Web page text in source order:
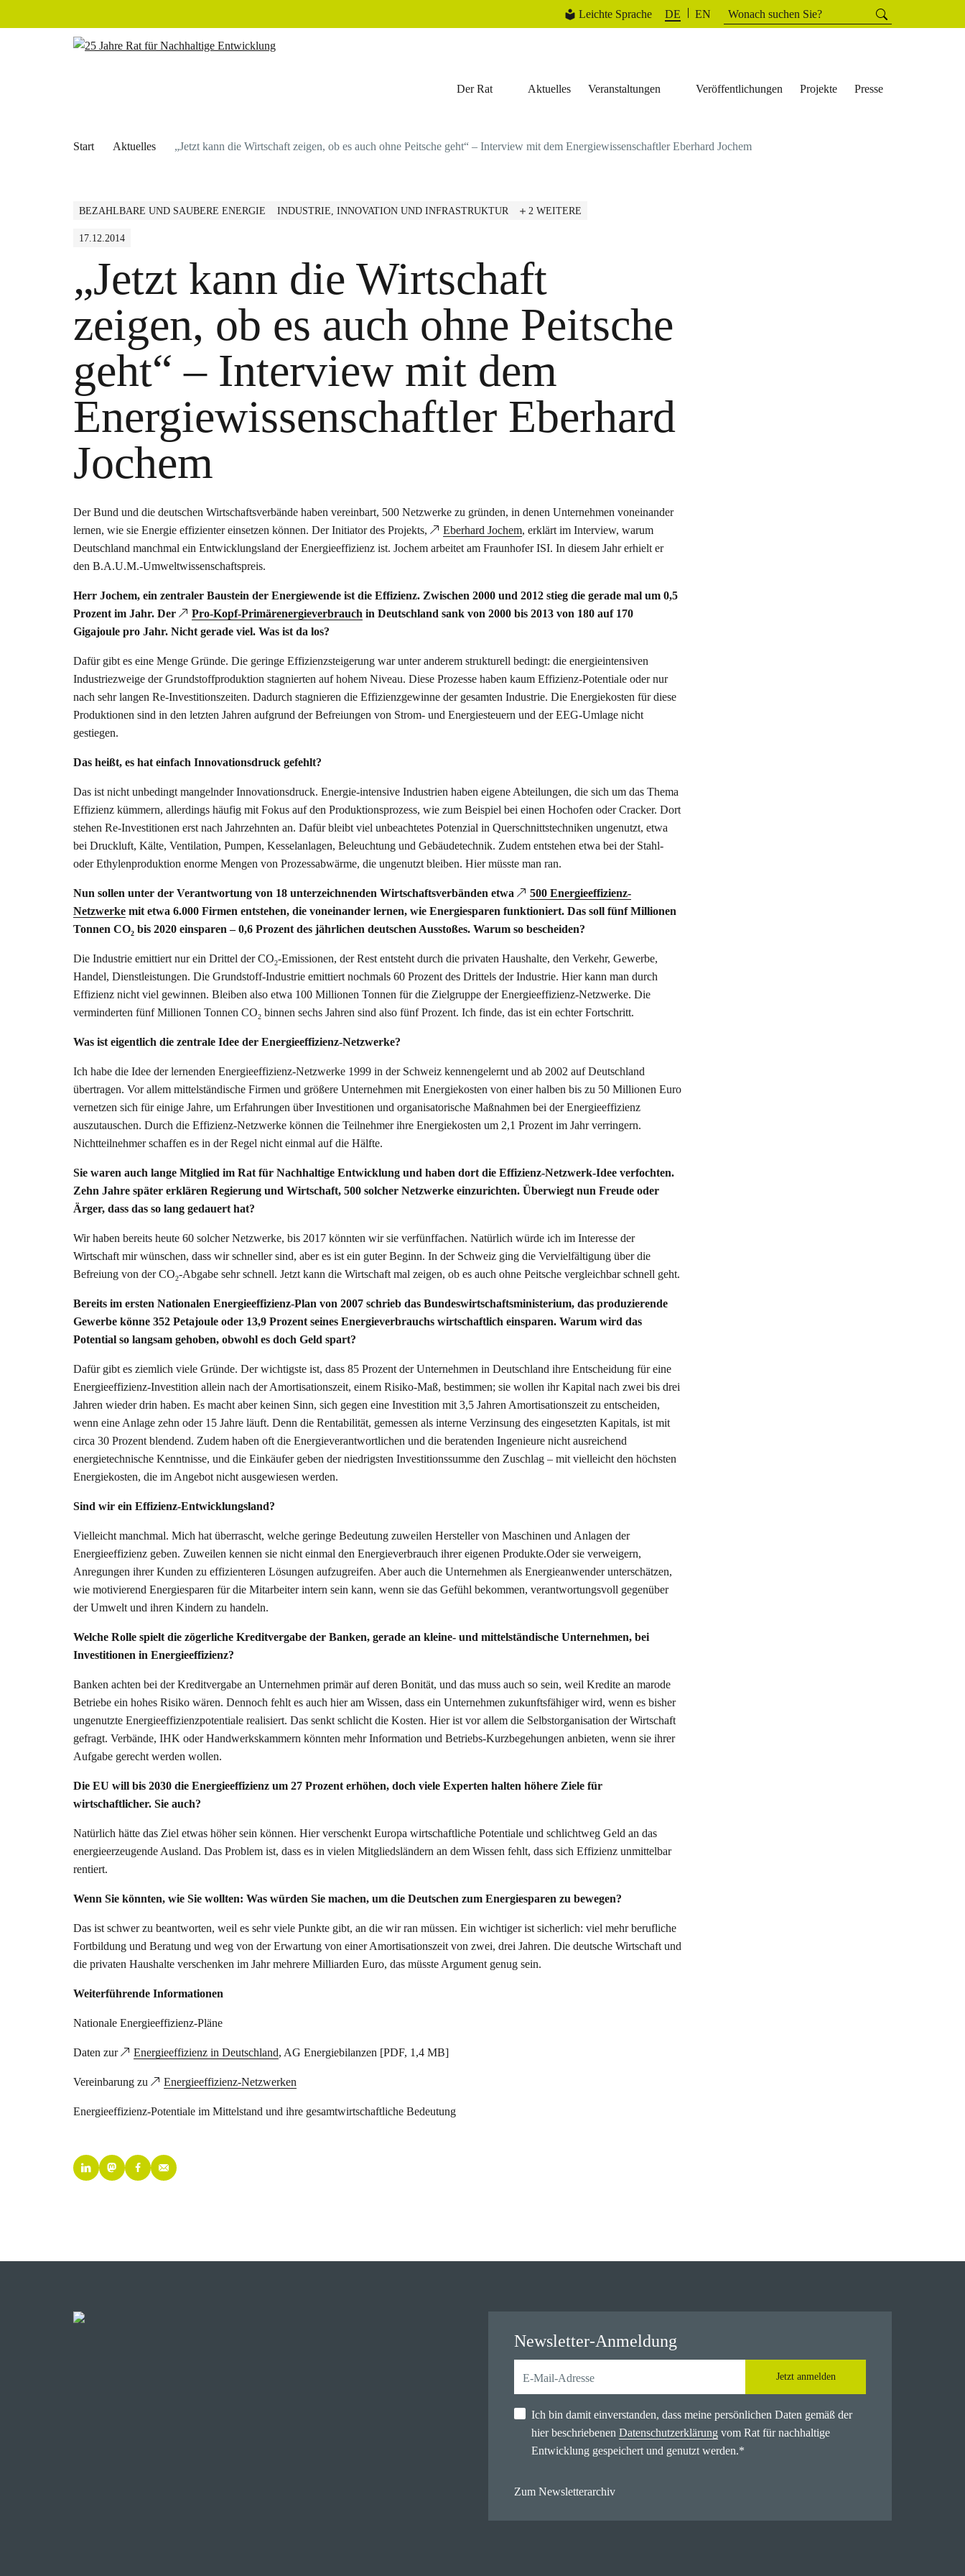
Suchen
nach:
Suchen
DE EN
Leichte Sprache
Der Rat Aktuelles Veranstaltungen Veröffentlichungen Projekte Presse
Start Aktuelles „Jetzt kann die Wirtschaft zeigen, ob es auch ohne Peitsche geht“ – Interview mit dem Energiewissenschaftler Eberhard Jochem
BEZAHLBARE UND SAUBERE ENERGIE INDUSTRIE, INNOVATION UND INFRASTRUKTUR 2 WEITERE
17.12.2014
„Jetzt kann die Wirtschaft
zeigen, ob es auch ohne Peitsche
geht“ – Interview mit dem
Energiewissenschaftler Eberhard
Jochem
Der Bund und die deutschen Wirtschaftsverbände haben vereinbart, 500 Netzwerke zu gründen, in denen Unternehmen voneinander
lernen, wie sie Energie effizienter einsetzen können. Der Initiator des Projekts,
Eberhard Jochem, erklärt im Interview, warum
Deutschland manchmal ein Entwicklungsland der Energieeffizienz ist. Jochem arbeitet am Fraunhofer ISI. In diesem Jahr erhielt er
den B.A.U.M.-Umweltwissenschaftspreis.
Herr Jochem, ein zentraler Baustein der Energiewende ist die Effizienz. Zwischen 2000 und 2012 stieg die gerade mal um 0,5
Prozent im Jahr. Der
Pro-Kopf-Primärenergieverbrauch in Deutschland sank von 2000 bis 2013 von 180 auf 170
Gigajoule pro Jahr. Nicht gerade viel. Was ist da los?
Dafür gibt es eine Menge Gründe. Die geringe Effizienzsteigerung war unter anderem strukturell bedingt: die energieintensiven
Industriezweige der Grundstoffproduktion stagnierten auf hohem Niveau. Diese Prozesse haben kaum Effizienz-Potentiale oder nur
nach sehr langen Re-Investitionszeiten. Dadurch stagnieren die Effizienzgewinne der gesamten Industrie. Die Energiekosten für diese
Produktionen sind in den letzten Jahren aufgrund der Befreiungen von Strom- und Energiesteuern und der EEG-Umlage nicht
gestiegen.
Das heißt, es hat einfach Innovationsdruck gefehlt?
Das ist nicht unbedingt mangelnder Innovationsdruck. Energie-intensive Industrien haben eigene Abteilungen, die sich um das Thema
Effizienz kümmern, allerdings häufig mit Fokus auf den Produktionsprozess, wie zum Beispiel bei einen Hochofen oder Cracker. Dort
stehen Re-Investitionen erst nach Jahrzehnten an. Dafür bleibt viel unbeachtetes Potenzial in Querschnittstechniken ungenutzt, etwa
bei Druckluft, Kälte, Ventilation, Pumpen, Kesselanlagen, Beleuchtung und Gebäudetechnik. Zudem entstehen etwa bei der Stahl-
oder Ethylenproduktion enorme Mengen von Prozessabwärme, die ungenutzt bleiben. Hier müsste man ran.
Nun sollen unter der Verantwortung von 18 unterzeichnenden Wirtschaftsverbänden etwa
500 Energieeffizienz-
Netzwerke mit etwa 6.000 Firmen entstehen, die voneinander lernen, wie Energiesparen funktioniert. Das soll fünf Millionen
Tonnen CO2 bis 2020 einsparen – 0,6 Prozent des jährlichen deutschen Ausstoßes. Warum so bescheiden?
Die Industrie emittiert nur ein Drittel der CO2-Emissionen, der Rest entsteht durch die privaten Haushalte, den Verkehr, Gewerbe,
Handel, Dienstleistungen. Die Grundstoff-Industrie emittiert nochmals 60 Prozent des Drittels der Industrie. Hier kann man durch
Effizienz nicht viel gewinnen. Bleiben also etwa 100 Millionen Tonnen für die Zielgruppe der Energieeffizienz-Netzwerke. Die
verminderten fünf Millionen Tonnen CO2 binnen sechs Jahren sind also fünf Prozent. Ich finde, das ist ein echter Fortschritt.
Was ist eigentlich die zentrale Idee der Energieeffizienz-Netzwerke?
Ich habe die Idee der lernenden Energieeffizienz-Netzwerke 1999 in der Schweiz kennengelernt und ab 2002 auf Deutschland
übertragen. Vor allem mittelständische Firmen und größere Unternehmen mit Energiekosten von einer halben bis zu 50 Millionen Euro
vernetzen sich für einige Jahre, um Erfahrungen über Investitionen und organisatorische Maßnahmen bei der Energieeffizienz
auszutauschen. Durch die Effizienz-Netzwerke können die Teilnehmer ihre Energiekosten um 2,1 Prozent im Jahr verringern.
Nichtteilnehmer schaffen es in der Regel nicht einmal auf die Hälfte.
Sie waren auch lange Mitglied im Rat für Nachhaltige Entwicklung und haben dort die Effizienz-Netzwerk-Idee verfochten.
Zehn Jahre später erklären Regierung und Wirtschaft, 500 solcher Netzwerke einzurichten. Überwiegt nun Freude oder
Ärger, dass das so lang gedauert hat?
Wir haben bereits heute 60 solcher Netzwerke, bis 2017 könnten wir sie verfünffachen. Natürlich würde ich im Interesse der
Wirtschaft mir wünschen, dass wir schneller sind, aber es ist ein guter Beginn. In der Schweiz ging die Vervielfältigung über die
Befreiung von der CO2-Abgabe sehr schnell. Jetzt kann die Wirtschaft mal zeigen, ob es auch ohne Peitsche vergleichbar schnell geht.
Bereits im ersten Nationalen Energieeffizienz-Plan von 2007 schrieb das Bundeswirtschaftsministerium, das produzierende
Gewerbe könne 352 Petajoule oder 13,9 Prozent seines Energieverbrauchs wirtschaftlich einsparen. Warum wird das
Potential so langsam gehoben, obwohl es doch Geld spart?
Dafür gibt es ziemlich viele Gründe. Der wichtigste ist, dass 85 Prozent der Unternehmen in Deutschland ihre Entscheidung für eine
Energieeffizienz-Investition allein nach der Amortisationszeit, einem Risiko-Maß, bestimmen; sie wollen ihr Kapital nach zwei bis drei
Jahren wieder drin haben. Es macht aber keinen Sinn, sich gegen eine Investition mit 3,5 Jahren Amortisationszeit zu entscheiden,
wenn eine Anlage zehn oder 15 Jahre läuft. Denn die Rentabilität, gemessen als interne Verzinsung des eingesetzten Kapitals, ist mit
circa 30 Prozent blendend. Zudem haben oft die Energieverantwortlichen und die beratenden Ingenieure nicht ausreichend
energietechnische Kenntnisse, und die Einkäufer geben der niedrigsten Investitionssumme den Zuschlag – mit vielleicht den höchsten
Energiekosten, die im Angebot nicht ausgewiesen werden.
Sind wir ein Effizienz-Entwicklungsland?
Vielleicht manchmal. Mich hat überrascht, welche geringe Bedeutung zuweilen Hersteller von Maschinen und Anlagen der
Energieeffizienz geben. Zuweilen kennen sie nicht einmal den Energieverbrauch ihrer eigenen Produkte.Oder sie verweigern,
Anregungen ihrer Kunden zu effizienteren Lösungen aufzugreifen. Aber auch die Unternehmen als Energieanwender unterschätzen,
wie motivierend Energiesparen für die Mitarbeiter intern sein kann, wenn sie das Gefühl bekommen, verantwortungsvoll gegenüber
der Umwelt und ihren Kindern zu handeln.
Welche Rolle spielt die zögerliche Kreditvergabe der Banken, gerade an kleine- und mittelständische Unternehmen, bei
Investitionen in Energieeffizienz?
Banken achten bei der Kreditvergabe an Unternehmen primär auf deren Bonität, und das muss auch so sein, weil Kredite an marode
Betriebe ein hohes Risiko wären. Dennoch fehlt es auch hier am Wissen, dass ein Unternehmen zukunftsfähiger wird, wenn es bisher
ungenutzte Energieeffizienzpotentiale realisiert. Das senkt schlicht die Kosten. Hier ist vor allem die Selbstorganisation der Wirtschaft
gefragt. Verbände, IHK oder Handwerkskammern könnten mehr Information und Betriebs-Kurzbegehungen anbieten, wenn sie ihrer
Aufgabe gerecht werden wollen.
Die EU will bis 2030 die Energieeffizienz um 27 Prozent erhöhen, doch viele Experten halten höhere Ziele für
wirtschaftlicher. Sie auch?
Natürlich hätte das Ziel etwas höher sein können. Hier verschenkt Europa wirtschaftliche Potentiale und schlichtweg Geld an das
energieerzeugende Ausland. Das Problem ist, dass es in vielen Mitgliedsländern an dem Wissen fehlt, dass sich Effizienz unmittelbar
rentiert.
Wenn Sie könnten, wie Sie wollten: Was würden Sie machen, um die Deutschen zum Energiesparen zu bewegen?
Das ist schwer zu beantworten, weil es sehr viele Punkte gibt, an die wir ran müssen. Ein wichtiger ist sicherlich: viel mehr berufliche
Fortbildung und Beratung und weg von der Erwartung von einer Amortisationszeit von zwei, drei Jahren. Die deutsche Wirtschaft und
die privaten Haushalte verschenken im Jahr mehrere Milliarden Euro, das müsste Argument genug sein.
Weiterführende Informationen
Nationale Energieeffizienz-Pläne
Daten zur Energieeffizienz in Deutschland, AG Energiebilanzen [PDF, 1,4 MB]
Vereinbarung zu Energieeffizienz-Netzwerken
Energieeffizienz-Potentiale im Mittelstand und ihre gesamtwirtschaftliche Bedeutung
Newsletter-Anmeldung
Jetzt anmelden
Ich bin damit einverstanden, dass meine persönlichen Daten gemäß der
hier beschriebenen Datenschutzerklärung vom Rat für nachhaltige
Entwicklung gespeichert und genutzt werden.*
Zum Newsletterarchiv